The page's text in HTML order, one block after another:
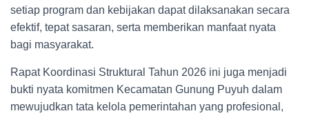
setiap program dan kebijakan dapat dilaksanakan secara
efektif, tepat sasaran, serta memberikan manfaat nyata
bagi masyarakat.
Rapat Koordinasi Struktural Tahun 2026 ini juga menjadi
bukti nyata komitmen Kecamatan Gunung Puyuh dalam
mewujudkan tata kelola pemerintahan yang profesional,